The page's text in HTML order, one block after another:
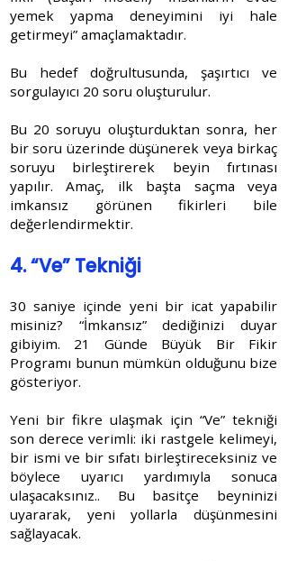
yemek yapma deneyimini iyi hale
getirmeyi” amaçlamaktadır.
Bu hedef doğrultusunda, şaşırtıcı ve
sorgulayıcı 20 soru oluşturulur.
Bu 20 soruyu oluşturduktan sonra, her
bir soru üzerinde düşünerek veya birkaç
soruyu birleştirerek beyin fırtınası
yapılır. Amaç, ilk başta saçma veya
imkansız görünen fikirleri bile
değerlendirmektir.
4. “Ve” Tekniği
30 saniye içinde yeni bir icat yapabilir
misiniz? “İmkansız” dediğinizi duyar
gibiyim. 21 Günde Büyük Bir Fikir
Programı bunun mümkün olduğunu bize
gösteriyor.
Yeni bir fikre ulaşmak için “Ve” tekniği
son derece verimli: iki rastgele kelimeyi,
bir ismi ve bir sıfatı birleştireceksiniz ve
böylece uyarıcı yardımıyla sonuca
ulaşacaksınız.. Bu basitçe beyninizi
uyararak, yeni yollarla düşünmesini
sağlayacak.